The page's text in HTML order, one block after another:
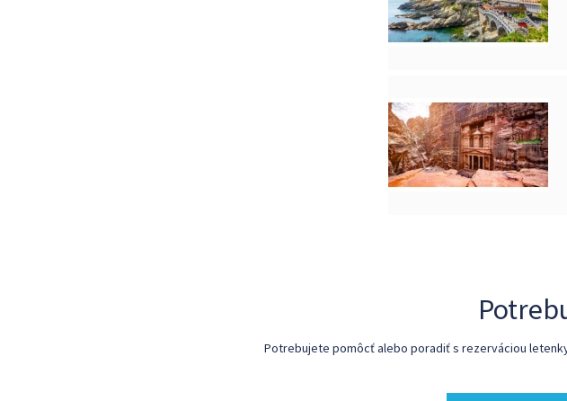
Potrebujete pomôcť alebo poradiť s rezerváciou